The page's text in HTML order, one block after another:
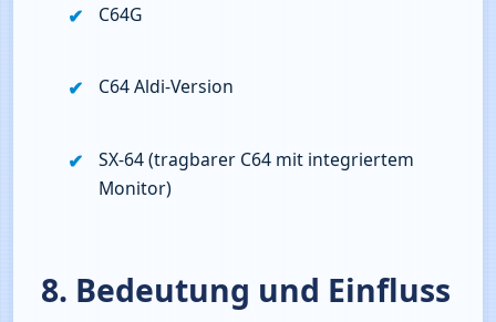
C64G
C64 Aldi‑Version
SX‑64 (tragbarer C64 mit integriertem
Monitor)
8. Bedeutung und Einfluss